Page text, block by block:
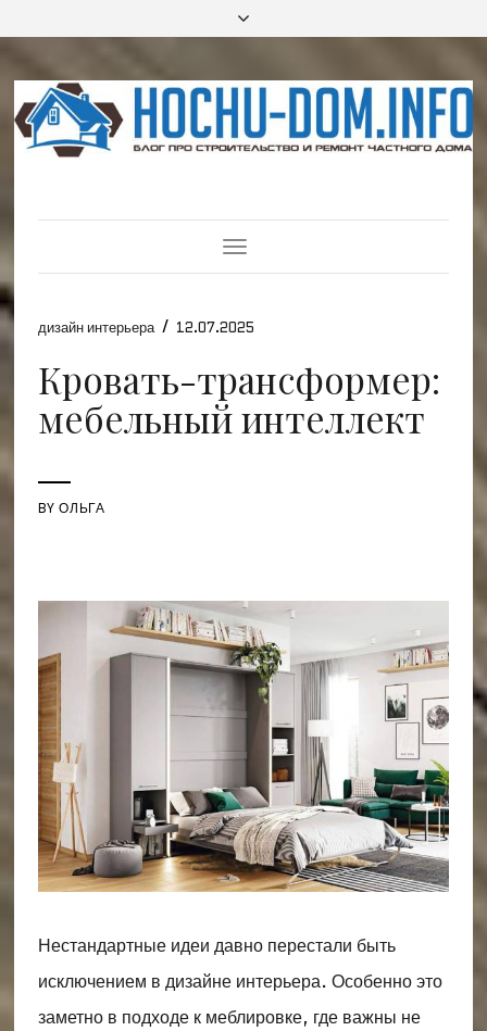
Toggle
Navigation
дизайн интерьера / 12.07.2025
Кровать-трансформер:
мебельный интеллект
BYОЛЬГА
Нестандартные идеи давно перестали быть
исключением в дизайне интерьера. Особенно это
заметно в подходе к меблировке, где важны не